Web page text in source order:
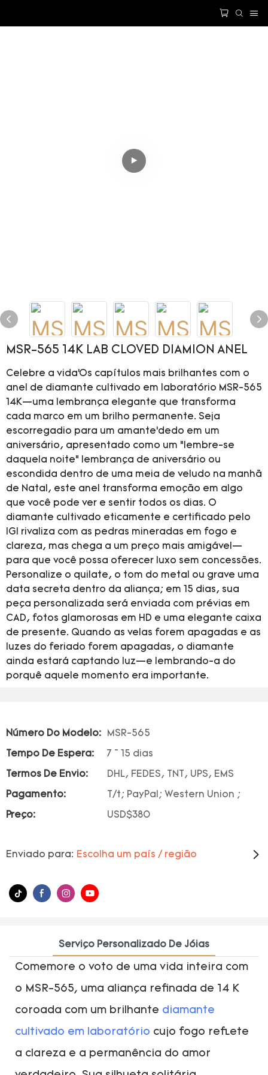
MSR-565 14K LAB CLOVED DIAMION ANEL
Celebre a vida’Os capítulos mais brilhantes com o
anel de diamante cultivado em laboratório MSR-565
14K—uma lembrança elegante que transforma
cada marco em um brilho permanente. Seja
escorregadio para um amante’dedo em um
aniversário, apresentado como um “lembre-se
daquela noite” lembrança de aniversário ou
escondida dentro de uma meia de veludo na manhã
de Natal, este anel transforma emoção em algo
que você pode ver e sentir todos os dias. O
diamante cultivado eticamente e certificado pelo
IGI rivaliza com as pedras mineradas em fogo e
clareza, mas chega a um preço mais amigável—
para que você possa oferecer luxo sem concessões.
Personalize o quilate, o tom do metal ou grave uma
data secreta dentro da aliança; em 15 dias, sua
peça personalizada será enviada com prévias em
CAD, fotos glamorosas em HD e uma elegante caixa
de presente. Quando as velas forem apagadas e as
luzes do feriado forem apagadas, o diamante
ainda estará captando luz—e lembrando-a do
porquê aquele momento era importante.
Número Do Modelo: MSR-565
Tempo De Espera: 7 ~ 15 dias
Termos De Envio: DHL, FEDES, TNT, UPS, EMS
Pagamento: T/t; PayPal; Western Union ;
Preço: USD$380
Enviado para: Escolha um país / região
Serviço Personalizado De Jóias
Comemore o voto de uma vida inteira com
o MSR-565, uma aliança refinada de 14 K
coroada com um brilhante diamante
cultivado em laboratório cujo fogo reflete
a clareza e a permanência do amor